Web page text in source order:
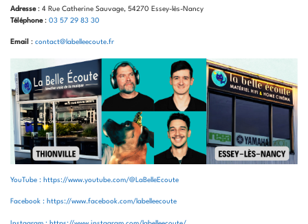
Adresse: 4 Rue Catherine Sauvage, 54270 Essey-lès-Nancy
Téléphone: 03 57 29 83 30
Email : contact@labelleecoute.fr
YouTube : https://www.youtube.com/@LaBelleEcoute
Facebook : https://www.facebook.com/labelleecoute